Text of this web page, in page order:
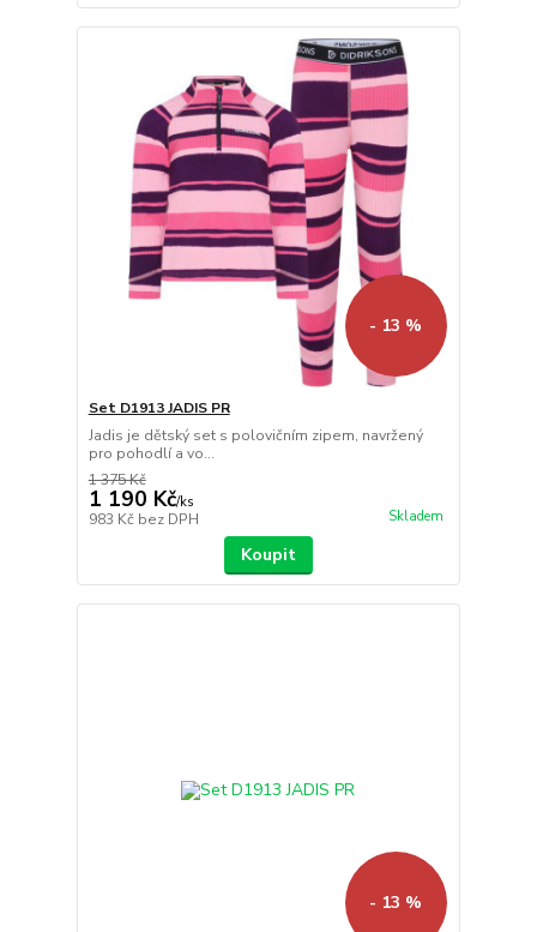
- 13 %
Set D1913 JADIS PR
Jadis je dětský set s polovičním zipem, navržený
pro pohodlí a vo...
1 375 Kč
1 190 Kč/ks
983 Kč bez DPH Skladem
Koupit
- 13 %